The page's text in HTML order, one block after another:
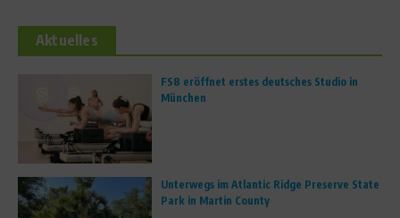
Aktuelles
FS8 eröffnet erstes deutsches Studio in
München
Unterwegs im Atlantic Ridge Preserve State
Park in Martin County